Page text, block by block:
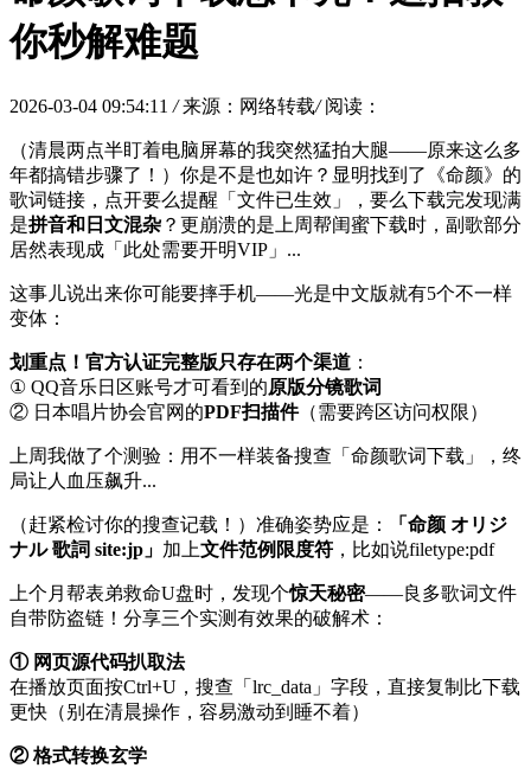
你秒解难题
2026-03-04 09:54:11 / 来源：网络转载/ 阅读：
（清晨两点半盯着电脑屏幕的我突然猛拍大腿——原来这么多
年都搞错步骤了！）你是不是也如许？显明找到了《命颜》的
歌词链接，点开要么提醒「文件已生效」，要么下载完发现满
是拼音和日文混杂 ？更崩溃的是上周帮闺蜜下载时，副歌部分
居然表现成「此处需要开明VIP」...
这事儿说出来你可能要摔手机——光是中文版就有5个不一样
变体：
划重点！官方认证完整版只存在两个渠道 ：
① QQ音乐日区账号才可看到的原版分镜歌词
② 日本唱片协会官网的PDF扫描件（需要跨区访问权限）
上周我做了个测验：用不一样装备搜查「命颜歌词下载」，终
局让人血压飙升...
（赶紧检讨你的搜查记载！）准确姿势应是：
「命颜 オリジ
ナル 歌詞 site:jp」 加上文件范例限度符 ，比如说filetype:pdf
上个月帮表弟救命U盘时，发现个惊天秘密——良多歌词文件
自带防盗链！分享三个实测有效果的破解术：
① 网页源代码扒取法
在播放页面按Ctrl+U，搜查「lrc_data」字段，直接复制比下载
更快（别在清晨操作，容易激动到睡不着）
② 格式转换玄学